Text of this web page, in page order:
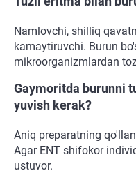
Namlovchi, shilliq
kamaytiruvchi. Burun
mikroorganizmlardan
Gaymoritda burunni
yuvish kerak?
Aniq preparatning
Agar ENT shifokor
ustuvor.